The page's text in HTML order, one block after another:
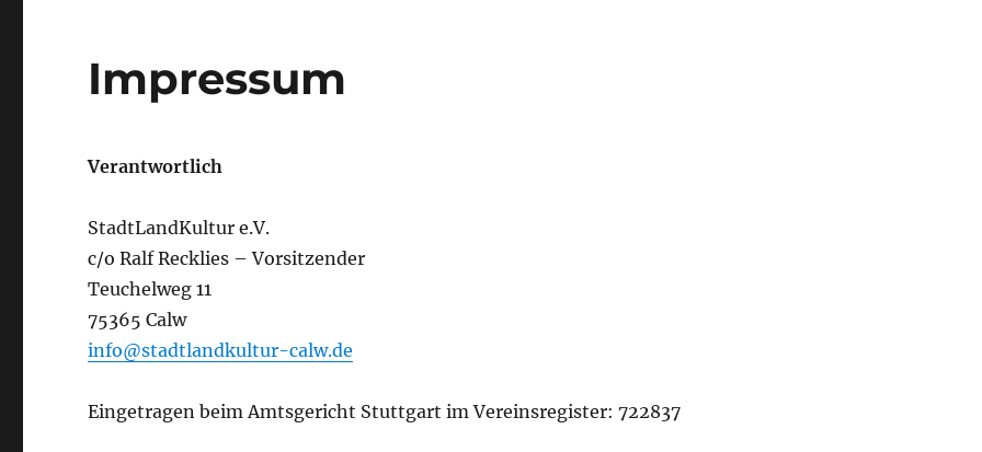
Impressum
Verantwortlich
StadtLandKultur e.V.
c/o Ralf Recklies – Vorsitzender
Teuchelweg 11
75365 Calw
info@stadtlandkultur-calw.de
Eingetragen beim Amtsgericht Stuttgart im Vereinsregister: 722837